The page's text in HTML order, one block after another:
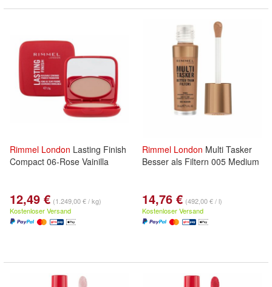
Rimmel London Lasting Finish
Compact 06-Rose Vainilla
12,49 € (1.249,00 € / kg)
Kostenloser Versand
Rimmel London Multi Tasker
Besser als Filtern 005 Medium
14,76 € (492,00 € / l)
Kostenloser Versand